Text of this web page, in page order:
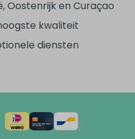
Oostenrijk en Curaçao
kwaliteit
diensten